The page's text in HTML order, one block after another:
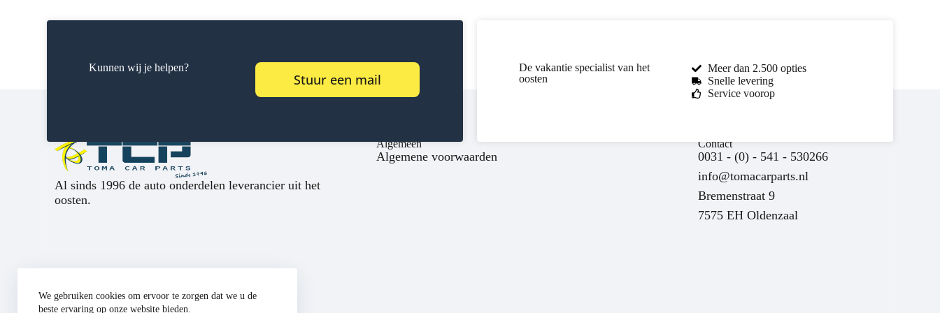
We gebruiken cookies om ervoor te zorgen dat we u de
beste ervaring op onze website bieden.
Kunnen wij je helpen?
Stuur een mail
De vakantie specialist van het
oosten
Meer dan 2.500 opties
Snelle levering
Service voorop
Al sinds 1996 de auto onderdelen leverancier uit het
oosten.
Algemeen
Algemene voorwaarden
Contact
0031 - (0) - 541 - 530266
info@tomacarparts.nl
Bremenstraat 9
7575 EH Oldenzaal